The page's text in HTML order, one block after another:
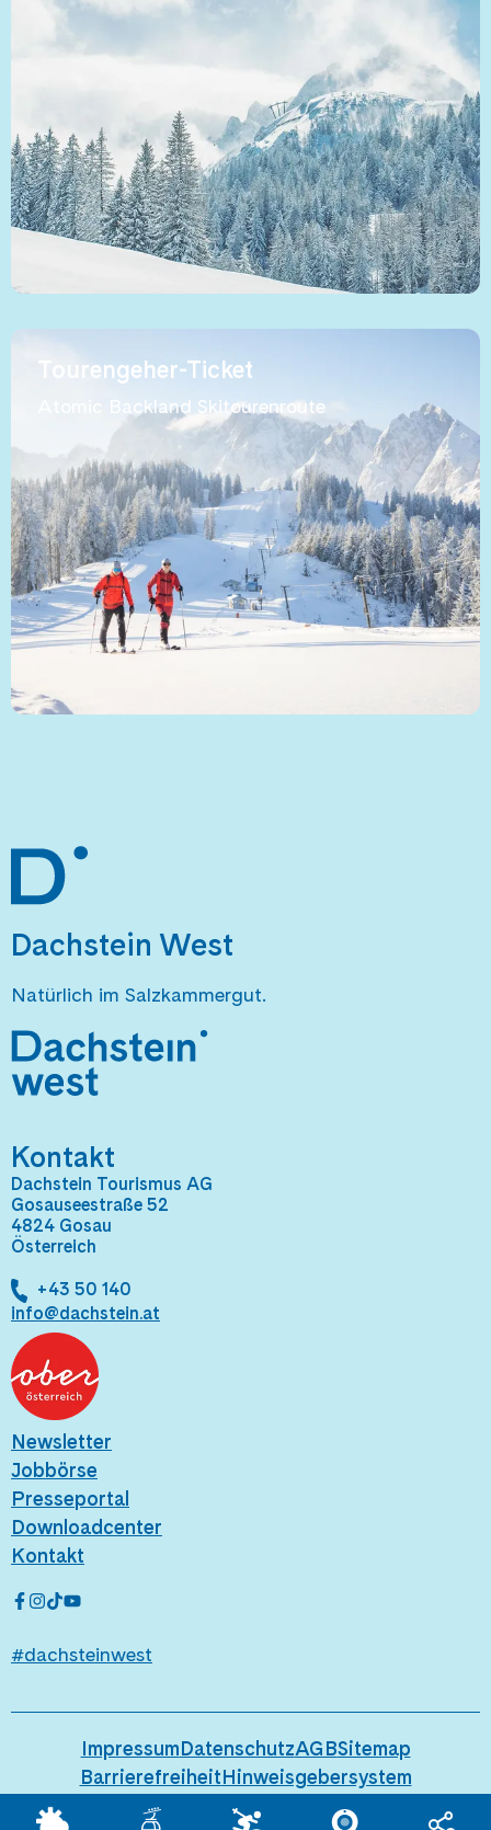
Tourengeher-Ticket
Atomic Backland Skitourenroute
Dachstein West
Natürlich im Salzkammergut.
Kontakt
Dachstein Tourismus AG
Gosauseestraße 52
4824 Gosau
Österreich
+43 50 140
info@dachstein.at
Newsletter
Jobbörse
Presseportal
Downloadcenter
Kontakt
#dachsteinwest
ImpressumDatenschutzAGBSitemap
BarrierefreiheitHinweisgebersystem
Hier geht's zum Blog